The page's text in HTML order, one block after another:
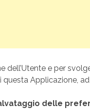
dell’Utente e per
Applicazione,
delle